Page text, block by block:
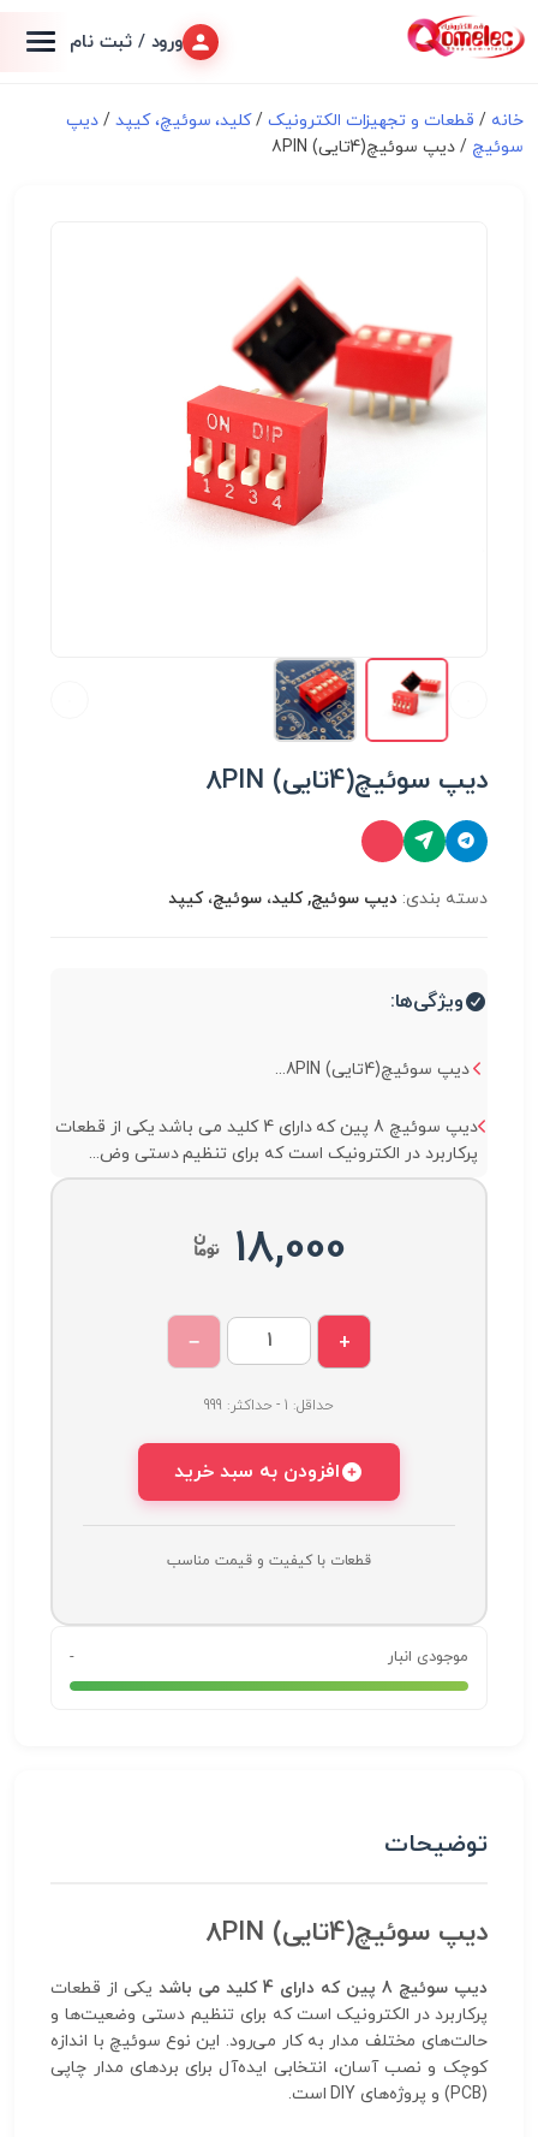
ورود / ثبت نام
خانه / قطعات و تجهیزات الکترونیک/کلید، سوئیچ، کیپد/ دیپ
سوئیچ / دیپ سوئیچ(4تایی) 8PIN
دیپ سوئیچ(4تایی) 8PIN
دسته بندی: دیپ سوئیچ, کلید، سوئیچ، کیپد
ویژگی‌ها:
دیپ سوئیچ(4تایی) 8PIN...
دیپ سوئیچ 8 پین که دارای 4 کلید می باشد یکی از قطعات
پرکاربرد در الکترونیک است که برای تنظیم دستی وض...
18,000
+
−
حداقل: 1 - حداکثر: 999
افزودن به سبد خرید
قطعات با کیفیت و قیمت مناسب
موجودی انبار -
توضیحات
دیپ سوئیچ(4تایی) 8PIN
دیپ سوئیچ 8 پین که دارای 4 کلید می باشد
یکی از قطعات
پرکاربرد در الکترونیک است که برای تنظیم دستی وضعیت‌ها و
حالت‌های مختلف مدار به کار می‌رود. این نوع سوئیچ با اندازه
کوچک و نصب آسان، انتخابی ایده‌آل برای بردهای مدار چاپی
(PCB) و پروژه‌های DIY است.